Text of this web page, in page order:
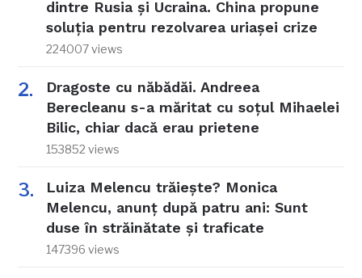
dintre Rusia și Ucraina. China propune
soluția pentru rezolvarea uriașei crize
224007 views
Dragoste cu năbădăi. Andreea
Berecleanu s-a măritat cu soțul Mihaelei
Bilic, chiar dacă erau prietene
153852 views
Luiza Melencu trăiește? Monica
Melencu, anunț după patru ani: Sunt
duse în străinătate și traficate
147396 views